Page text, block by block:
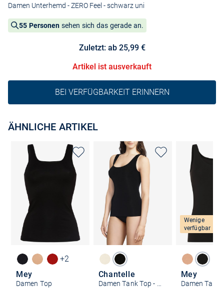
Damen Unterhemd - ZERO Feel - schwarz uni
55 Personen sehen sich das gerade an.
Zuletzt: ab 25,99 €
Artikel ist ausverkauft
BEI VERFÜGBARKEIT ERINNERN
ÄHNLICHE ARTIKEL
+2
Mey
Damen Top
Chantelle
Damen Tank Top - SoftStretch
Wenige
verfügbar
Mey
Damen Tank